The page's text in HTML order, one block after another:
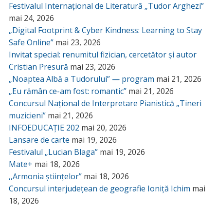
Festivalul Internațional de Literatură „Tudor Arghezi”
mai 24, 2026
„Digital Footprint & Cyber Kindness: Learning to Stay
Safe Online” mai 23, 2026
Invitat special: renumitul fizician, cercetător și autor
Cristian Presură mai 23, 2026
„Noaptea Albă a Tudorului” — program mai 21, 2026
„Eu rămân ce-am fost: romantic” mai 21, 2026
Concursul Național de Interpretare Pianistică „Tineri
muzicieni” mai 21, 2026
INFOEDUCAȚIE 202 mai 20, 2026
Lansare de carte mai 19, 2026
Festivalul „Lucian Blaga” mai 19, 2026
Mate+ mai 18, 2026
,,Armonia științelor” mai 18, 2026
Concursul interjudețean de geografie Ioniță Ichim mai
18, 2026